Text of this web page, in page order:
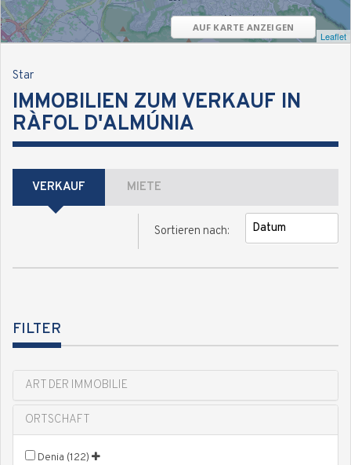
AUF KARTE ANZEIGEN
Leaflet
Star
IMMOBILIEN ZUM VERKAUF IN
RÀFOL D'ALMÚNIA
VERKAUF MIETE
Sortieren nach:
FILTER
ART DER IMMOBILIE
ORTSCHAFT
Denia (122)